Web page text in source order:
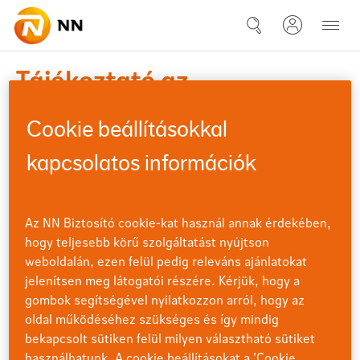
Ugrás a fő tartalomhoz
21-12-21 Tájékoztató az
Tájékoztató az
eszközalapokat érintő
rendelkezések
feldolgozásáról
december
21
Tájékoztatjuk azon ügyfeleinket, akik
befektetési egységekhez kötött
életbiztosítással rendelkeznek, és a
napokbanrendelkezést szeretnének
beküldeni NN Direkten keresztül, hogy a 2021.
december 23. (csütörtök) 16:30 és 2021. december 27.
(hétfő) 16:30 között beérkezett rendelkezések
feldolgozása a 2021. december 28-i árfolyamon
Cookie beállításokkal
kapcsolatos információk
Az NN Biztosító cookie-kat használ annak érdekében,
hogy teljesebb körű szolgáltatást nyújtson
weboldalán, ezen felül pedig releváns ajánlatokat
jelenítsen meg látogatói részére. Kérjük, hogy a
gombok segítségével nyilatkozzon arról, hogy az
oldal működéséhez szükséges és így mindig
bekapcsolt sütiken felül milyen választható sütiket